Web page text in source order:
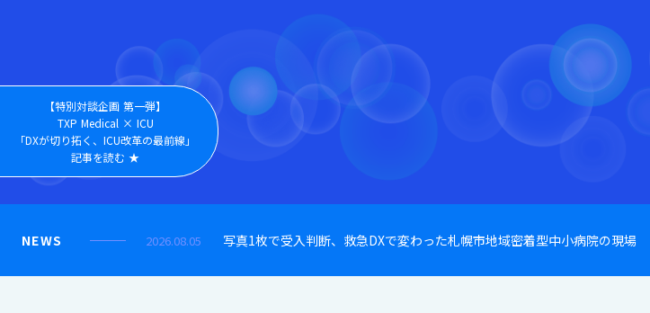
【特別対談企画 第一弾】
TXP Medical × ICU
「DXが切り拓く、ICU改革の最前線」
記事を読む ★
NEWS 2026.08.05 写真1枚で受入判断、救急DXで変わった札幌市地域密着型中小病院の現場